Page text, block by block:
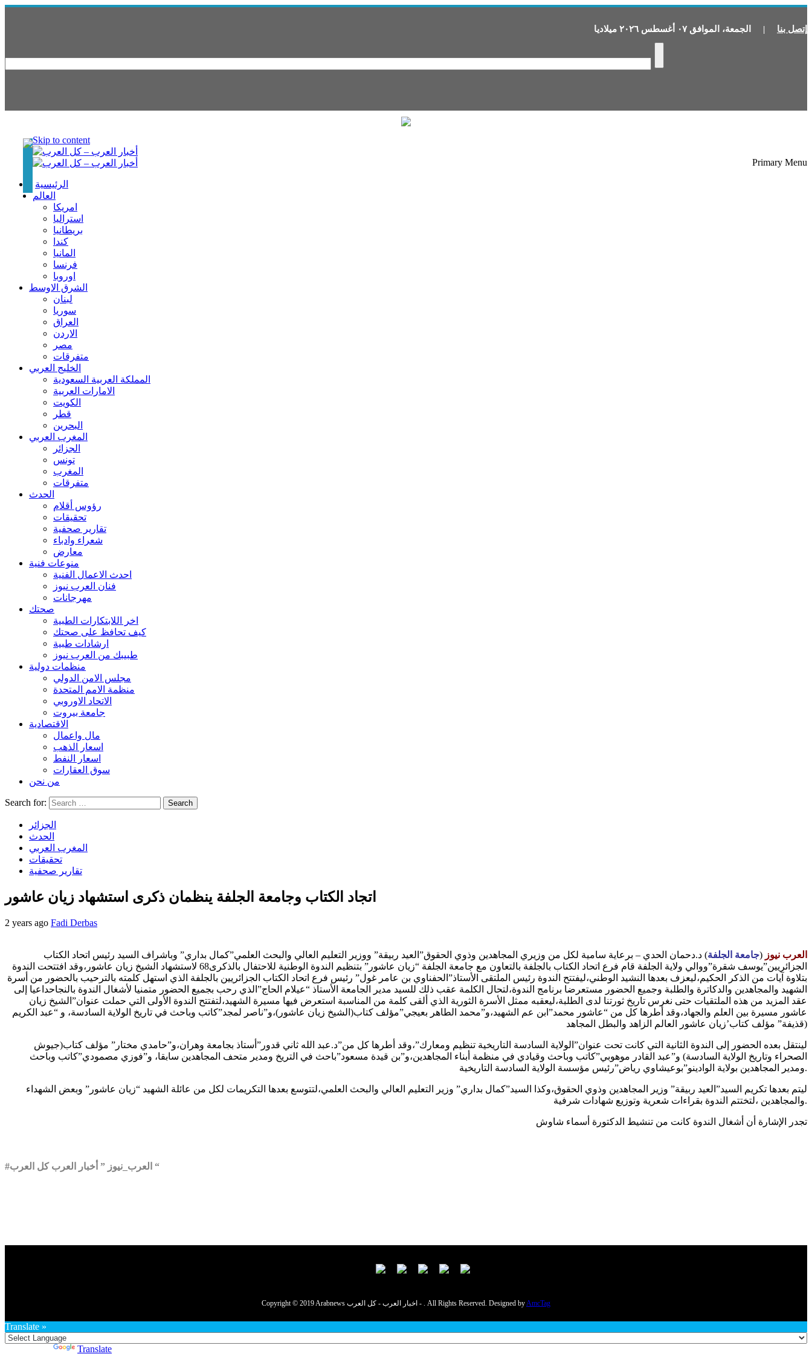
إتصل بنا | الجمعة، الموافق ٠٧ أغسطس ٢٠٢٦ ميلاديا
Skip to content
Primary Menu
الرئيسية
العالم
امريكا
استراليا
بريطانيا
كندا
المانيا
فرنسا
اوروبا
الشرق الاوسط
لبنان
سوريا
العراق
الاردن
مصر
متفرقات
الخليج العربي
المملكة العربية السعودية
الامارات العربية
الكويت
قطر
البحرين
المغرب العربي
الجزائر
تونس
المغرب
متفرقات
الحدث
رؤوس أقلام
تحقيقات
تقارير صحفية
شعراء وادباء
معارض
منوعات فنية
احدث الاعمال الفنية
فنان العرب نيوز
مهرجانات
صحتك
اخر اللابتكارات الطبية
كيف تحافظ على صحتك
ارشادات طبية
طبيبك من العرب نيوز
منظمات دولية
مجلس الامن الدولي
منظمة الامم المتحدة
الاتحاد الاوروبي
جامعة بيروت
الاقتصادية
مال واعمال
اسعار الذهب
اسعار النفط
سوق العقارات
من نحن
Search for:
الجزائر
الحدث
المغرب العربي
تحقيقات
تقارير صحفية
اتجاد الكتاب وجامعة الجلفة ينظمان ذكرى استشهاد زيان عاشور
2 years ago Fadi Derbas
العرب نيوز (جامعة الجلفة) د.دحمان الحدي – برعاية سامية لكل من وزيري المجاهدين وذوي الحقوق”العيد ربيقة” ووزير التعليم العالي والبحث العلمي”كمال بداري” وباشراف السيد رئيس اتحاد الكتاب
الجزائريين”يوسف شقرة”ووالي ولاية الجلفة قام فرع اتحاد الكتاب بالجلفة بالتعاون مع جامعة الجلفة “زيان عاشور” بتنظيم الندوة الوطنية للاحتفال بالذكرى68 لاستشهاد الشيخ زيان عاشور،وقد افتتحت الندوة
بتلاوة آيات من الذكر الحكيم،ليعزف بعدها النشيد الوطني،ليفتتح الندوة رئيس الملتقى الأستاذ”الحفناوي بن عامر غول” رئيس فرع اتحاد الكتاب الجزائريين بالجلفة الذي استهل كلمته بالترحيب بالحضور من أسرة
الشهيد والمجاهدين والدكاترة والطلبة وجميع الحضور مستعرضا برنامج الندوة،لتحال الكلمة عقب ذلك للسيد مدير الجامعة الأستاذ “عيلام الحاج”الذي رحب بجميع الحضور متمنيا لأشغال الندوة بالنجاحداعيا إلى
عقد المزيد من هذه الملتقيات حتى نغرس تاريخ ثورتنا لدى الطلبة،ليعقبه ممثل الأسرة الثورية الذي ألقى كلمة من المناسبة استعرض فيها مسيرة الشهيد،لتفتتح الندوة الأولى التي حملت عنوان”الشيخ زيان
عاشور مسيرة بين العلم والجهاد،وقد أطرها كل من “عاشور محمد”ابن عم الشهيد،و”محمد الطاهر بعيجي”مؤلف كتاب(الشيخ زيان عاشور)،و”ناصر لمجد”كاتب وباحث في تاريخ الولاية السادسة، و “عبد الكريم
قذيفة” مؤلف كتاب’زيان عاشور العالم الزاهد والبطل المجاهد)
لينتقل بعده الحضور إلى الندوة الثانية التي كانت تحت عنوان”الولاية السادسة التاريخية تنظيم ومعارك”،وقد أطرها كل من”د.عبد الله ثاني قدور”أستاذ بجامعة وهران،و”حامدي مختار” مؤلف كتاب(جيوش
الصحراء وتاريخ الولاية السادسة) و”عبد القادر موهوبي”كاتب وباحث وقيادي في منظمة أبناء المجاهدين،و”بن قيدة مسعود”باحث في التريخ ومدير متحف المجاهدين سابقا، و”فوزي مصمودي”كاتب وباحث
ومدير المجاهدين بولاية الوادينو”بوعيشاوي رياض”رئيس مؤسسة الولاية السادسة التاريخية.
ليتم بعدها تكريم السيد”العيد ربيقة” وزير المجاهدين وذوي الحقوق،وكذا السيد”كمال بداري” وزير التعليم العالي والبحث العلمي،لتتوسع بعدها التكريمات لكل من عائلة الشهيد “زيان عاشور” وبعض الشهداء
والمجاهدين ،لتختتم الندوة بقراءات شعرية وتوزيع شهادات شرفية.
تجدر الإشارة أن أشغال الندوة كانت من تنشيط الدكتورة أسماء شاوش
#العرب_نيوز ” أخبار العرب كل العرب “
Copyright © 2019 Arabnews اخبار العرب - كل العرب - . All Rights Reserved. Designed byAmcTag
Translate »
Translate